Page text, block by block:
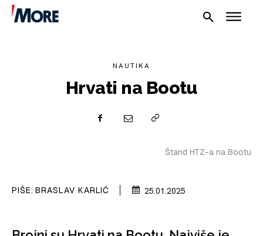
PLOVIDBA
NAUTIKA
Hrvati na Bootu
Štand HTZ-a na Bootu
PIŠE: BRASLAV KARLIĆ 25.01.2025